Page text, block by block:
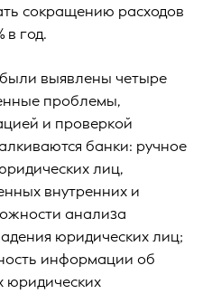
сокращению расходов
в год.
выявлены четыре
проблемы,
и проверкой
банки: ручное
лиц,
внутренних и
анализа
юридических лиц;
информации об
юридических